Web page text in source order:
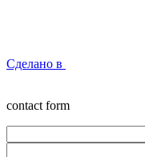
Сделано в
contact form